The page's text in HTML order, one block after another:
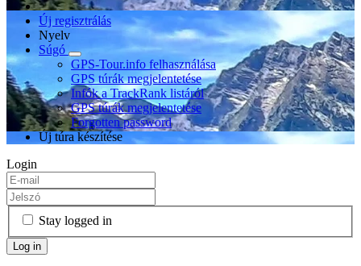
Új regisztrálás
Nyelv
Súgó
GPS-Tour.info felhasználása
GPS túrák megjelentetése
Infók a TrackRank listáról
GPS túrák megjelentetése
Forgotten password
Új túra készítése
Login
Stay logged in